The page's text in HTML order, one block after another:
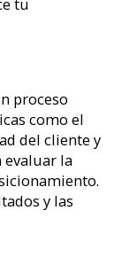
proceso
como el
del cliente y
evaluar la
y las